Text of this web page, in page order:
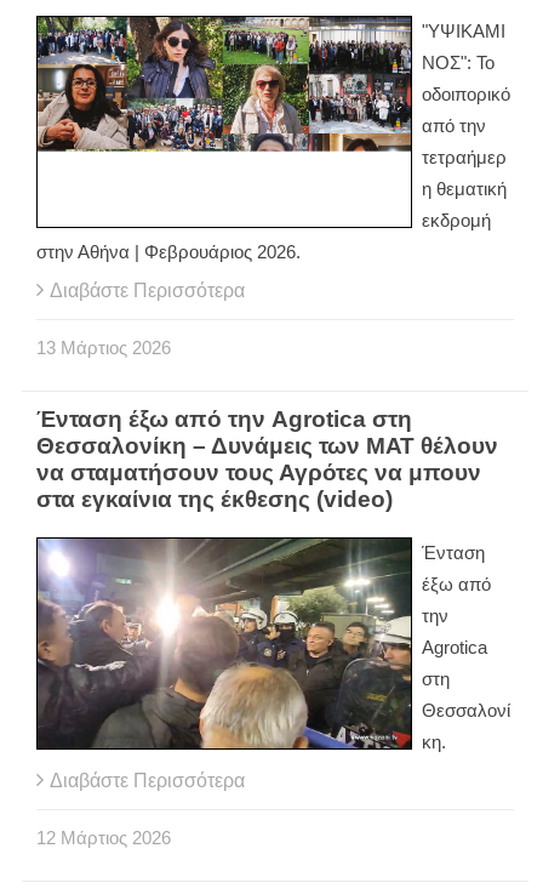
"ΥΨΙΚΑΜΙ
ΝΟΣ": Το
οδοιπορικό
από την
τετραήμερ
η θεματική
εκδρομή
στην Αθήνα | Φεβρουάριος 2026.
Διαβάστε Περισσότερα
13 Μάρτιος 2026
Ένταση έξω από την Agrotica στη
Θεσσαλονίκη – Δυνάμεις των ΜΑΤ θέλουν
να σταματήσουν τους Αγρότες να μπουν
στα εγκαίνια της έκθεσης (video)
Ένταση
έξω από
την
Agrotica
στη
Θεσσαλονί
κη.
Διαβάστε Περισσότερα
12 Μάρτιος 2026